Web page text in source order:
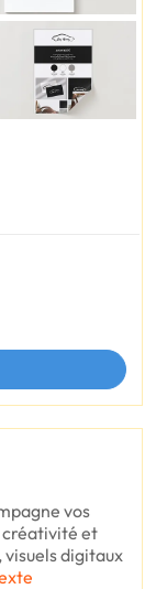
vos
créativité et
digitaux